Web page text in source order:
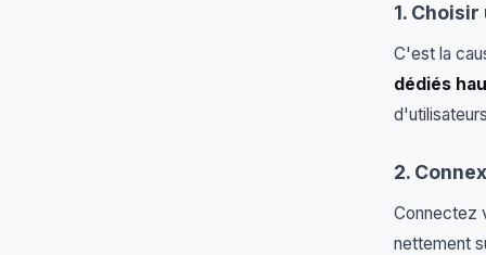
1.
C'est la
dédiés
2.
Connectez
nettement